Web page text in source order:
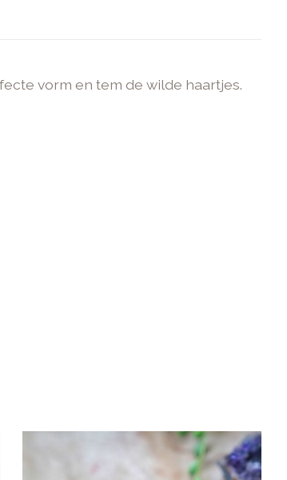
vorm en tem de wilde haartjes.